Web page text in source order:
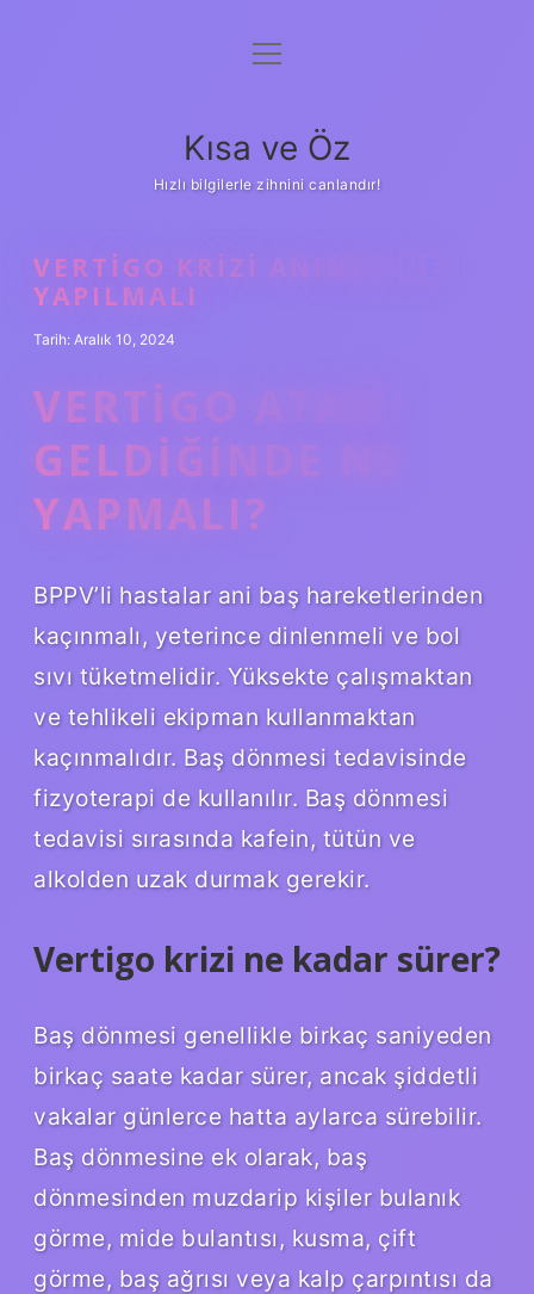
Anasayfa
Yasal Uyarı
menüyü
Kısa ve Öz
Hızlı bilgilerle zihnini canlandır!
VERTIGO KRIZI ANINDA NE
YAPILMALI
Tarih: Aralık 10, 2024
VERTIGO ATAĞI
GELDIĞINDE NE
YAPMALI?
BPPV’li hastalar ani baş hareketlerinden
kaçınmalı, yeterince dinlenmeli ve bol
sıvı tüketmelidir. Yüksekte çalışmaktan
ve tehlikeli ekipman kullanmaktan
kaçınmalıdır. Baş dönmesi tedavisinde
fizyoterapi de kullanılır. Baş dönmesi
tedavisi sırasında kafein, tütün ve
alkolden uzak durmak gerekir.
Vertigo krizi ne kadar sürer?
Baş dönmesi genellikle birkaç saniyeden
birkaç saate kadar sürer, ancak şiddetli
vakalar günlerce hatta aylarca sürebilir.
Baş dönmesine ek olarak, baş
dönmesinden muzdarip kişiler bulanık
görme, mide bulantısı, kusma, çift
görme, baş ağrısı veya kalp çarpıntısı da